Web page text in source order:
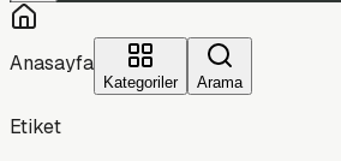
Anasayfa
Kategoriler Arama
Etiket